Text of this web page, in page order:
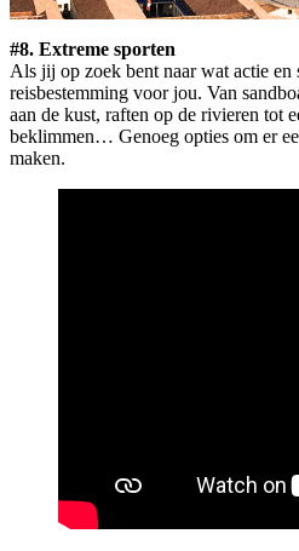
#8. Extreme sporten
Als jij op zoek bent naar wat actie en
reisbestemming voor jou. Van
aan de kust, raften op de rivieren tot
beklimmen… Genoeg opties om er
maken.